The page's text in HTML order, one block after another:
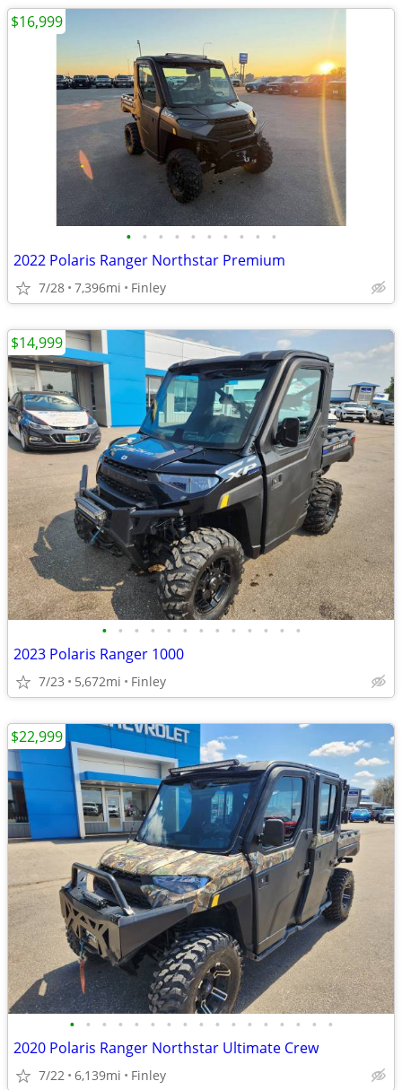
• • • • • • • • • •
2022 Polaris Ranger Northstar Premium
7/28 7,396mi Finley
$16,999
• • • • • • • • • • • • •
2023 Polaris Ranger 1000
7/23 5,672mi Finley
$14,999
• • • • • • • • • • • • • • • • •
2020 Polaris Ranger Northstar Ultimate Crew
7/22 6,139mi Finley
$22,999